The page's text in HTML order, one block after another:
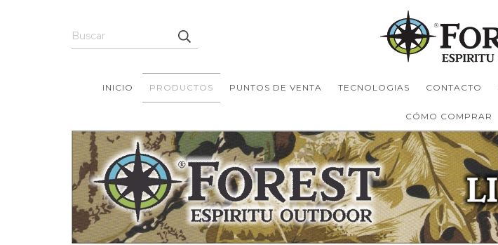
INICIO PRODUCTOS PUNTOS DE VENTA TECNOLOGIAS CONTACTO
CÓMO COMPRAR